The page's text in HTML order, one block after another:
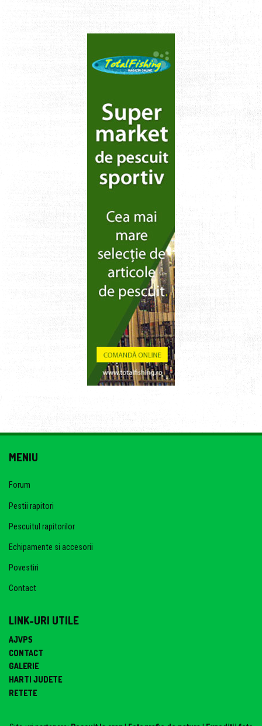
MENIU
Forum
Pestii rapitori
Pescuitul rapitorilor
Echipamente si accesorii
Povestiri
Contact
LINK-URI UTILE
AJVPS
CONTACT
GALERIE
HARTI JUDETE
RETETE